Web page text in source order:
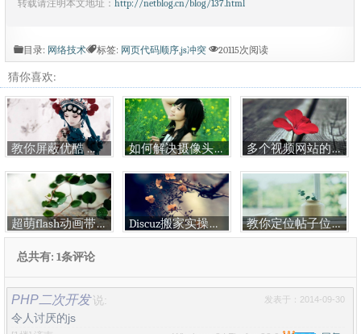
转载请注明本文地址： http://netblog.cn/blog/137.html
目录: 网络技术 标签: 网页代码顺序,js冲突 20115次阅读
猜你喜欢:
教你屏蔽优酷 土豆 百度 奇艺 新浪等视频网站广告揭秘 如何解决摄像头被占用的问题 多个视频网站的视频自动播放代码
超萌flash动画带声音素材大全 Discuz搬家实操，绝对真实有效，无缝操作 教你定位帖子位置，突破输入框的位置，真正的自定义显示
总共有: 1条评论
PHP二次开发 说: 发表于：2014-09-30
令人讨厌的js